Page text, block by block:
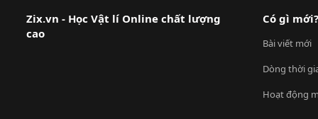
Zix.vn - Học Vật lí Online chất lượng
cao
Có gì mới?
Bài viết mới
Dòng thời
Hoạt động